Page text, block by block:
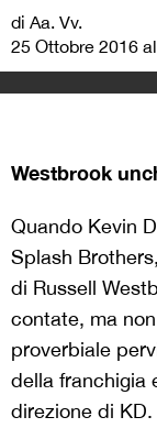
di Aa. Vv.
25 Ottobre 2016
Westbrook
Quando Kevin
Splash
di Russell
contate, ma
proverbiale
della franchigia
direzione di